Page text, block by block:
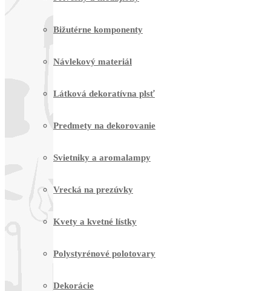
Bižutérne komponenty
Návlekový materiál
Látková dekoratívna plsť
Predmety na dekorovanie
Svietniky a aromalampy
Vrecká na prezúvky
Kvety a kvetné lístky
Polystyrénové polotovary
Dekorácie